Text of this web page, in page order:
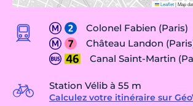
Leaflet|Map
Colonel Fabien (Paris)
Château Landon
Canal Saint-Martin
Station Vélib à 55 m
Calculez votre itinéraire sur